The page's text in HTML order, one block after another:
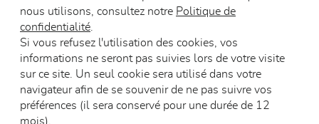
Blocs-portes vitrés
en bois DAS
Blocs-portes
résistants au feu
nous utilisons, consultez notre Politique de
confidentialité
Si vous refusez l'utilisation des cookies, vos
informations ne seront pas suivies lors de votre visite
sur ce site. Un seul cookie sera utilisé dans votre
navigateur afin de se souvenir de ne pas suivre vos
préférences (il sera conservé pour une durée de 12
mois).